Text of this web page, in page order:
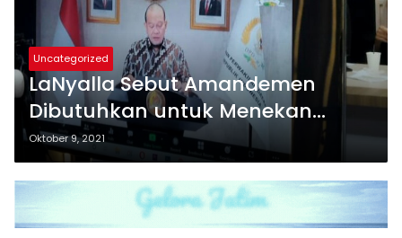
Uncategorized
LaNyalla Sebut Amandemen
Dibutuhkan untuk Menekan
Oligarki
Oktober 9, 2021